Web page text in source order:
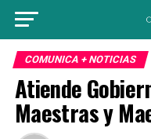
COMUNICA + NOTICIAS
Atiende
Maestras y